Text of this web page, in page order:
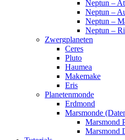
Neptun –
Neptun –
Neptun –
Neptun –
Zwergplaneten
Ceres
Pluto
Haumea
Makemake
Eris
Planetenmonde
Erdmond
Marsmonde
Marsmond
Marsmond